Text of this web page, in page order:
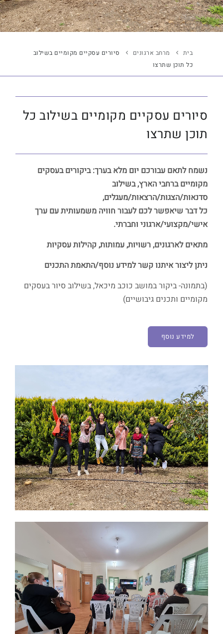
בית מרחב ארגונים
סיורים עסקיים מקומיים בשילוב
כל תוכן שתרצו
סיורים עסקיים מקומיים בשילוב כל
תוכן שתרצו
נשמח לתאם עבורכם יום מלא בערך: ביקורים בעסקים
מקומיים ברחבי הארץ, בשילוב
סדנאות/הצגות/הרצאות/מעגלים,
כל דבר שיאפשר לכם לעבור חוויה משמעותית עם ערך
אישי/מקצועי/ארגוני וחברתי.
מתאים לארגונים, רשויות, עמותות, קהילות עסקיות
ניתן ליצור איתנו קשר למידע נוסף/התאמת התכנים
(בתמונה- ביקור במושב כוכב מיכאל, בשילוב סיור בעסקים
מקומיים ותכנים גיבושיים)
למידע נוסף